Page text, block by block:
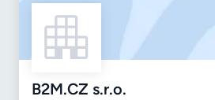
B2M.CZ s.r.o.